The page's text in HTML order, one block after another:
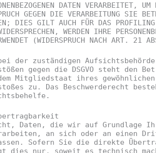
DATEN VERARBEITET,
GEGEN DIE VERARBEITUNG SIE
DIES GILT AUCH FÜR DAS
WERDEN IHRE
(WIDERSPRUCH NACH ART. 21
der zuständigen Aufsichts­behörde
gegen die DSGVO steht den
Mitgliedstaat ihres
zu. Das Beschwerderecht
Daten, die wir auf
an sich oder an einen
Sofern Sie die direkte
dies nur, soweit es technisch